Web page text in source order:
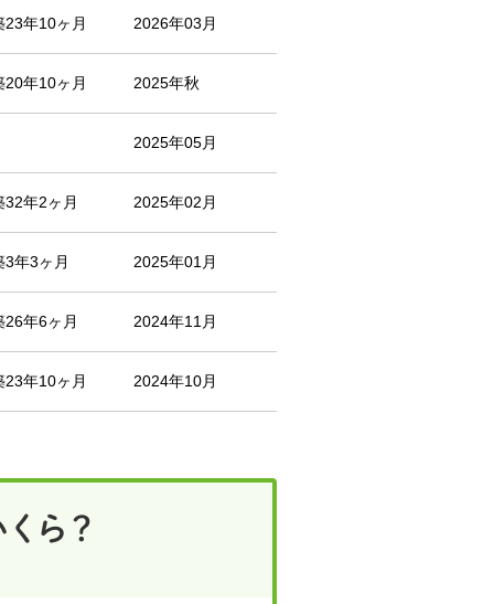
23年10ヶ月 2026年03月
20年10ヶ月 2025年秋
2025年05月
32年2ヶ月 2025年02月
3年3ヶ月 2025年01月
26年6ヶ月 2024年11月
23年10ヶ月 2024年10月